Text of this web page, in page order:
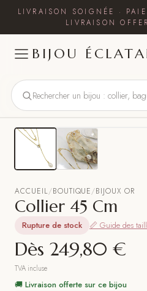
LIVRAISON SOIGNÉE ·
LIVRAISON
BIJOU
ACCUEIL/BOUTIQUE/BIJOUX OR
Collier 45 Cm
Rupture de stock 📏 Guide des
Dès 249,80 €
TVA incluse
🚚 Livraison offerte sur ce bijou